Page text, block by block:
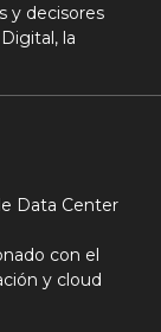
y decisores
la
Data Center
con el
y cloud